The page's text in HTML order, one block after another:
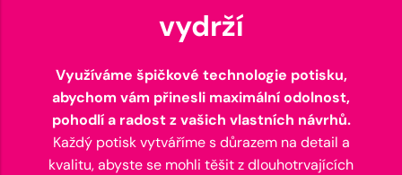
vydrží
Využíváme špičkové technologie potisku,
abychom vám přinesli maximální odolnost,
pohodlí a radost z vašich vlastních návrhů.
Každý potisk vytváříme s důrazem na detail a
kvalitu, abyste se mohli těšit z dlouhotrvajících